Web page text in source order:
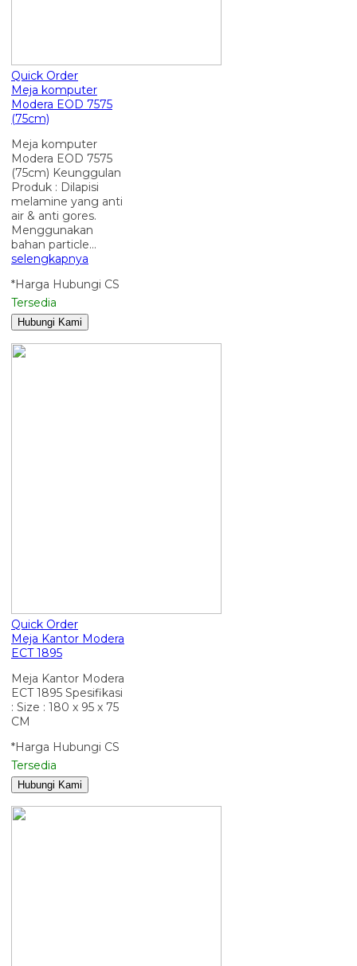
Quick Order
Meja komputer
Modera EOD 7575
(75cm)
Meja komputer
Modera EOD 7575
(75cm) Keunggulan
Produk : Dilapisi
melamine yang anti
air & anti gores.
Menggunakan
bahan particle…
selengkapnya
*Harga Hubungi CS
Tersedia
Hubungi Kami
Quick Order
Meja Kantor Modera
ECT 1895
Meja Kantor Modera
ECT 1895 Spesifikasi
: Size : 180 x 95 x 75
CM
*Harga Hubungi CS
Tersedia
Hubungi Kami